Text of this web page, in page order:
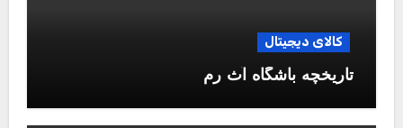
کالای دیجیتال
تاریخچه باشگاه آث رم